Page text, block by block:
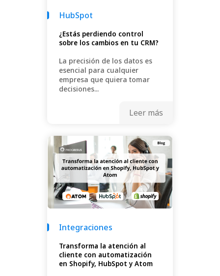
HubSpot
¿Estás perdiendo control
sobre los cambios en tu CRM?
La precisión de los datos es
esencial para cualquier
empresa que quiera tomar
decisiones...
Leer más
Integraciones
Transforma la atención al
cliente con automatización
en Shopify, HubSpot y Atom